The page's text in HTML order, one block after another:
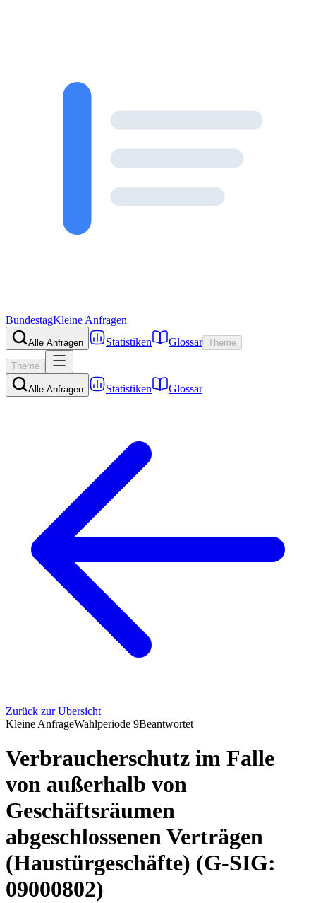
BundestagKleine Anfragen
Alle Anfragen Statistiken Glossar Theme
Theme
Alle Anfragen Statistiken Glossar
Zurück zur Übersicht
Kleine AnfrageWahlperiode 9Beantwortet
Verbraucherschutz im Falle
von außerhalb von
Geschäftsräumen
abgeschlossenen Verträgen
(Haustürgeschäfte) (G-SIG:
09000802)